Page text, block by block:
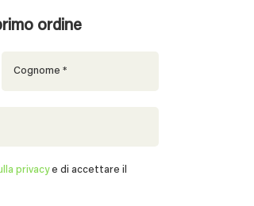
ordine
privacye di accettare il